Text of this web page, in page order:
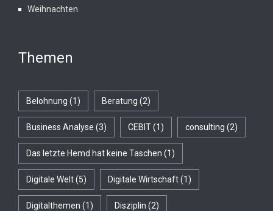
Weihnachten
Themen
Belohnung (1) Beratung (2)
Business Analyse (3) CEBIT(1) consulting (2)
Das letzte Hemd hat keine Taschen (1)
Digitale Welt(5) Digitale Wirtschaft(1)
Digitalthemen (1) Disziplin (2)